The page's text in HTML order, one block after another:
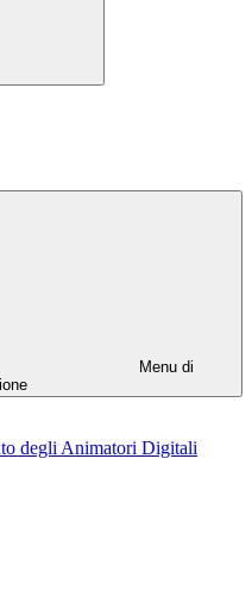
Menu di
degli Animatori Digitali